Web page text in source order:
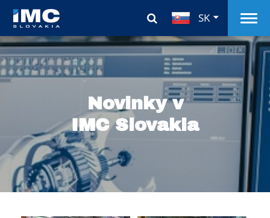
SK
Novinky v
IMC Slovakia